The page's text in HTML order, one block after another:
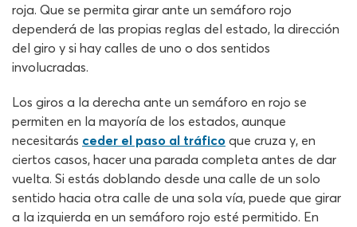
roja. Que se permita girar ante un semáforo rojo
dependerá de las propias reglas del estado, la dirección
del giro y si hay calles de uno o dos sentidos
involucradas.
Los giros a la derecha ante un semáforo en rojo se
permiten en la mayoría de los estados, aunque
necesitarás ceder el paso al tráfico que cruza y, en
ciertos casos, hacer una parada completa antes de dar
vuelta. Si estás doblando desde una calle de un solo
sentido hacia otra calle de una sola vía, puede que girar
a la izquierda en un semáforo rojo esté permitido. En